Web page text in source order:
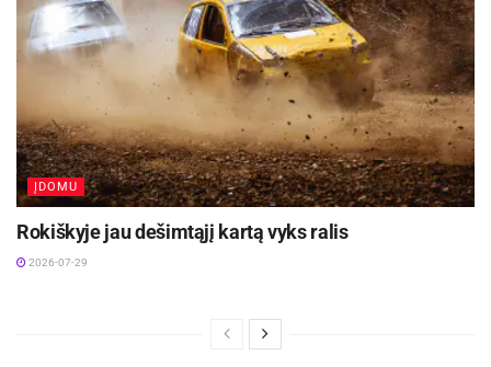
ĮDOMU
Rokiškyje jau dešimtąjį kartą vyks ralis
2026-07-29